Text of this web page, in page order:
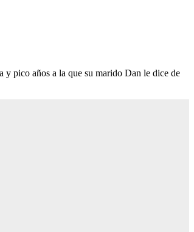
y pico años a la que su marido Dan le dice de